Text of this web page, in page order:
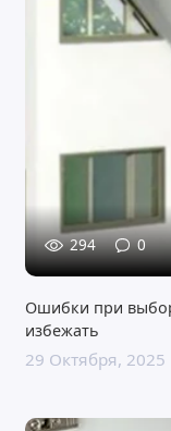
294 0
Ошибки при
избежать
29 Октября, 2025